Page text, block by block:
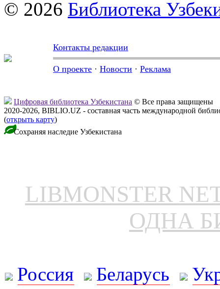
© 2026 Библиотека
Контакты редакции
О проекте · Новости · Реклама
Цифровая библиотека Узбекистана © Все права защищены
2020-2026, BIBLIO.UZ - составная часть международной
(открыть карту)
Сохраняя наследие Узбекистана
LIBMONSTER
ОДНА
Россия Беларусь